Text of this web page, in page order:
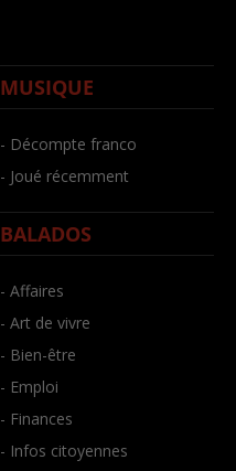
MUSIQUE
- Décompte franco
- Joué récemment
BALADOS
- Affaires
- Art de vivre
- Bien-être
- Emploi
- Finances
- Infos citoyennes